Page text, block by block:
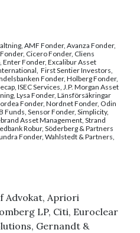
AMF Fonder, Avanza Fonder,
Cicero Fonder, Cliens
Enter Fonder, Excalibur Asset
First Sentier Investors,
Fonder, Holberg Fonder,
ISEC Services, J.P. Morgan Asset
Lysa Fonder, Länsförsäkringar
Fonder, Nordnet Fonder, Odin
Funds, Sensor Fonder, Simplicity,
Asset Management, Strand
Robur, Söderberg & Partners
Fonder, Wahlstedt & Partners,
Advokat, Apriori
LP, Citi, Euroclear
Gernandt &